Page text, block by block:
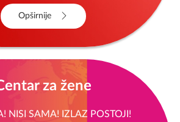
Opširnije
za žene
NISI SAMA! IZLAZ POSTOJI!